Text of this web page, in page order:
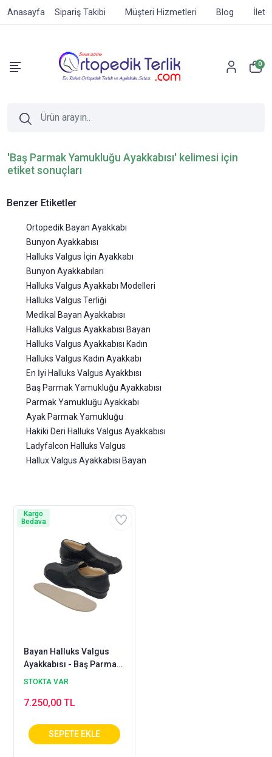
Anasayfa Sipariş Takibi Müşteri Hizmetleri Blog
0
'Baş Parmak Yamukluğu Ayakkabısı' kelimesi için
etiket sonuçları
Benzer Etiketler
Ortopedik Bayan Ayakkabı
Bunyon Ayakkabısı
Halluks Valgus İçin Ayakkabı
Bunyon Ayakkabıları
Halluks Valgus Ayakkabı Modelleri
Halluks Valgus Terliği
Medikal Bayan Ayakkabısı
Halluks Valgus Ayakkabısı Bayan
Halluks Valgus Ayakkabısı Kadın
Halluks Valgus Kadın Ayakkabı
En İyi Halluks Valgus Ayakkbısı
Baş Parmak Yamukluğu Ayakkabısı
Parmak Yamukluğu Ayakkabı
Ayak Parmak Yamukluğu
Hakiki Deri Halluks Valgus Ayakkabısı
Ladyfalcon Halluks Valgus
Hallux Valgus Ayakkabısı Bayan
Bayan Halluks Valgus
Ayakkabısı - Baş Parmak
Yamukluğu - HLX-04S
STOKTA VAR
7.250,00 TL
Kargo
Bedava